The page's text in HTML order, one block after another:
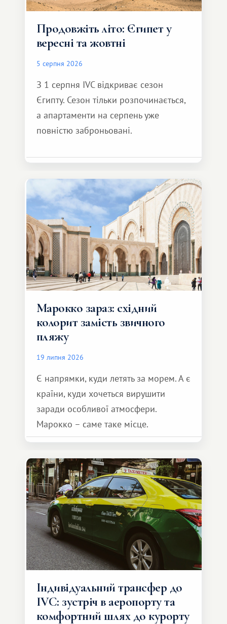
Продовжіть літо: Єгипет у
вересні та жовтні
5 серпня 2026
З 1 серпня IVC відкриває сезон
Єгипту. Сезон тільки розпочинається,
а апартаменти на серпень уже
повністю заброньовані.
Марокко зараз: східний
колорит замість звичного
пляжу
19 липня 2026
Є напрямки, куди летять за морем. А є
країни, куди хочеться вирушити
заради особливої ​​атмосфери.
Марокко – саме таке місце.
Індивідуальний трансфер до
IVC: зустріч в аеропорту та
комфортний шлях до курорту